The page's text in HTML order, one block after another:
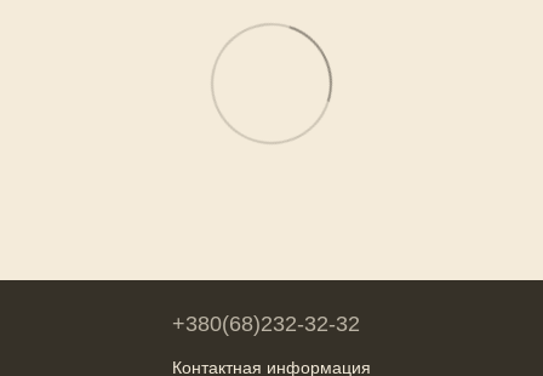
+380(68)232-32-32
Контактная информация